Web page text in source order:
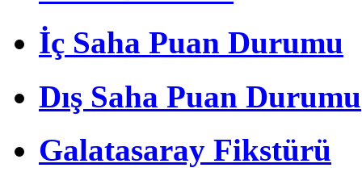
İç Saha Puan Durumu
Dış Saha Puan Durumu
Galatasaray Fikstürü